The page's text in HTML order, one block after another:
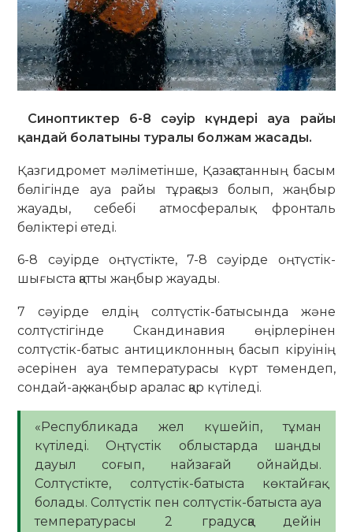
Синоптиктер 6-8 сәуір күндері ауа райы
қандай болатыны туралы болжам жасады.
Қазгидромет мәліметінше, Қазақстанның басым
бөлігінде ауа райы тұрақсыз болып, жаңбыр
жауады, себебі атмосфералық фронталь
бөліктері өтеді.
6-8 сәуірде оңтүстікте, 7-8 сәуірде оңтүстік-
шығыста қатты жаңбыр жауады.
7 сәуірде елдің солтүстік-батысында және
солтүстігінде Скандинавия өңірлерінен
солтүстік-батыс антициклонның басып кіруінің
әсерінен ауа температурасы күрт төмендеп,
сондай-ақ, жаңбыр аралас қар күтіледі.
«Республикада жел күшейіп, тұман
күтіледі. Оңтүстік облыстарда шаңды
дауыл соғып, найзағай ойнайды.
Солтүстікте, солтүстік-батыста көктайғақ
болады. Солтүстік пен солтүстік-батыста ауа
температурасы 2 градусқа дейін